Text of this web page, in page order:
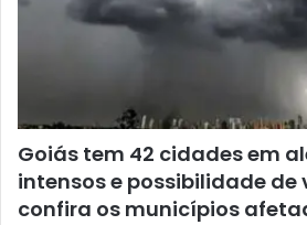
Goiás tem 42 cidades em
intensos e possibilidade de
confira os municípios